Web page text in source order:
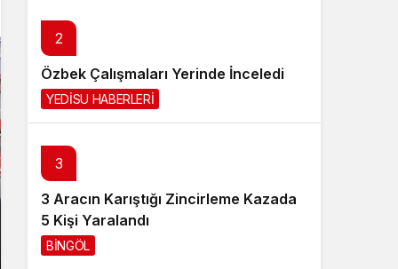
2
Özbek Çalışmaları Yerinde İnceledi
YEDİSU HABERLERİ
3
3 Aracın Karıştığı Zincirleme Kazada
5 Kişi Yaralandı
BİNGÖL